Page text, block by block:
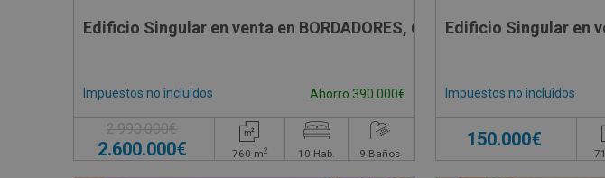
Edificio Singular en venta en BORDADORES, 6
Impuestos no incluidos Ahorro 390.000€
2.990.000€
2.600.000€ 760 m2 10 Hab. 9 Baños
Edificio Singular en
Impuestos no incluidos
150.000€